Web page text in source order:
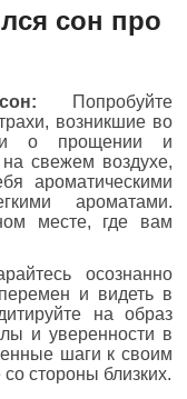
сон про
Попробуйте
возникшие во
о прощении и
свежем воздухе,
ароматическими
ароматами.
месте, где вам
осознанно
и видеть в
на образ
и уверенности в
шаги к своим
стороны близких.